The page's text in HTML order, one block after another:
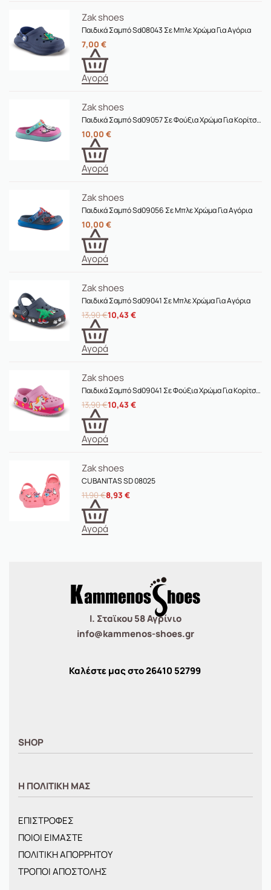
Zak shoes
Παιδικά Σαμπό Sd08043 Σε Μπλε Χρώμα Για Αγόρια
7,00 €
Αγορά
Zak shoes
Παιδικά Σαμπό Sd09057 Σε Φούξια Χρώμα Για Κορίτσια
10,00 €
Αγορά
Zak shoes
Παιδικά Σαμπό Sd09056 Σε Μπλε Χρώμα Για Αγόρια
10,00 €
Αγορά
Zak shoes
Παιδικά Σαμπό Sd09041 Σε Μπλε Χρώμα Για Αγόρια
13,90€10,43 €
Αγορά
Zak shoes
Παιδικά Σαμπό Sd09041 Σε Φούξια Χρώμα Για Κορίτσια
13,90€10,43 €
Αγορά
Zak shoes
CUBANITAS SD 08025
11,90€8,93 €
Αγορά
Ι. Σταϊκου 58 Αγρίνιο
info@kammenos-shoes.gr
Καλέστε μας στο26410 52799
SHOP
ΓΥΝΑΙΚΕΙΑ
BRANDS
ΝΕΕΣ ΑΦΙΞΕΙΣ
OFFERS
ΤΣΑΝΤΕΣ
Η ΠΟΛΙΤΙΚΗ ΜΑΣ
ΕΠΙΣΤΡΟΦΕΣ
ΠΟΙΟΙ ΕΙΜΑΣΤΕ
ΠΟΛΙΤΙΚΗ ΑΠΟΡΡΗΤΟΥ
ΤΡΟΠΟΙ ΑΠΟΣΤΟΛΗΣ